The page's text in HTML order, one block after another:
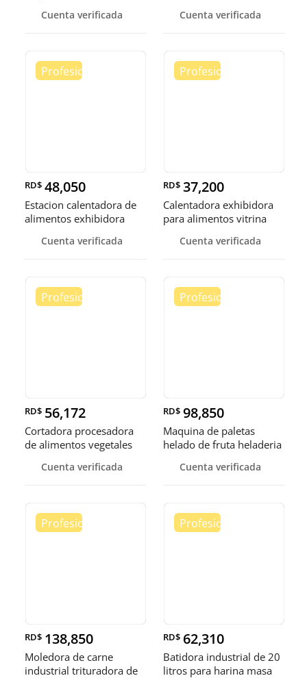
Cuenta verificada Cuenta verificada
RD$ 48,050
Estacion calentadora de
alimentos exhibidora
Cuenta verificada
RD$ 37,200
Calentadora exhibidora
para alimentos vitrina
Cuenta verificada
RD$ 56,172
Cortadora procesadora
de alimentos vegetales
Cuenta verificada
RD$ 98,850
Maquina de paletas
helado de fruta heladeria
Cuenta verificada
RD$ 138,850
Moledora de carne
industrial trituradora de
RD$ 62,310
Batidora industrial de 20
litros para harina masa